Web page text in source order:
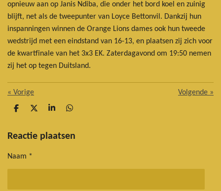
opnieuw aan op Janis Ndiba, die onder het bord koel en zuinig
blijft, net als de tweepunter van Loyce Bettonvil. Dankzij hun
inspanningen winnen de Orange Lions dames ook hun tweede
wedstrijd met een eindstand van 16-13, en plaatsen zij zich voor
de kwartfinale van het 3x3 EK. Zaterdagavond om 19:50 nemen
zij het op tegen Duitsland.
« Vorige Volgende »
D
e
D
l
S
r
D
e
Reactie plaatsen
Naam *